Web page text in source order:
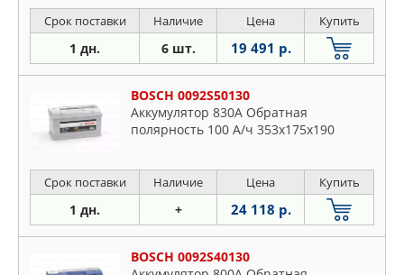
Срок поставки Наличие Цена Купить
1 дн. 6 шт. 19 491 р.
BOSCH 0092S50130
Аккумулятор 830A Обратная
полярность 100 А/ч 353x175x190
Срок поставки Наличие Цена Купить
1 дн. + 24 118 р.
BOSCH 0092S40130